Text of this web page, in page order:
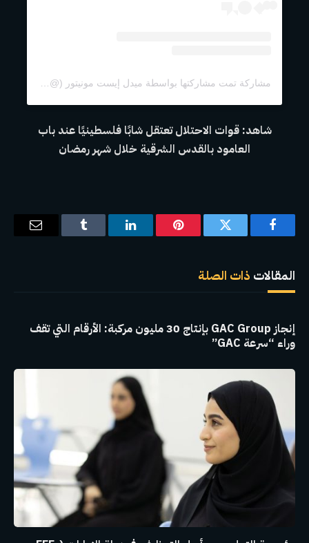
شاهد: قوات الاحتلال تعتقل شابًا فلسطينيًا عند باب
العامود بالقدس الشرقية خلال شهر رمضان
فيسبوك تويتر بينتيريستلينكدإن Tumblr
البريد
المقالات ذات الصلة
إنجاز GAC Group بإنتاج 30 مليون مركبة: الأرقام التي تقف
وراء “سرعة GAC”